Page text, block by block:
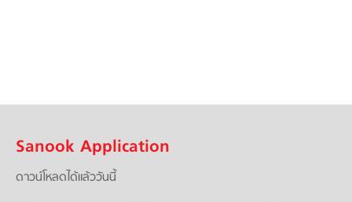
Sanook Application
ดาวน์โหลดได้แล้ววันนี้